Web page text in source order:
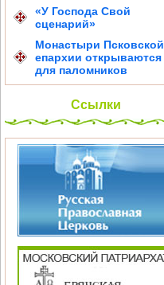
«У Господа Свой
сценарий»
Монастыри Псковской
епархии открываются
для паломников
Ссылки